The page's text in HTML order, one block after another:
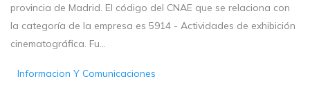
provincia de Madrid. El código del CNAE que se relaciona con
la categoría de la empresa es 5914 - Actividades de exhibición
cinematográfica. Fu...
Informacion Y Comunicaciones